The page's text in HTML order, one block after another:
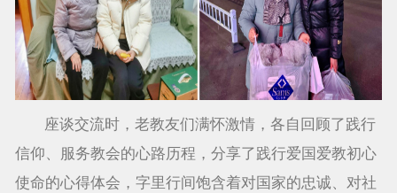
座谈交流时，老教友们满怀激情，各自回顾了践行
信仰、服务教会的心路历程，分享了践行爱国爱教初心
使命的心得体会，字里行间饱含着对国家的忠诚、对社